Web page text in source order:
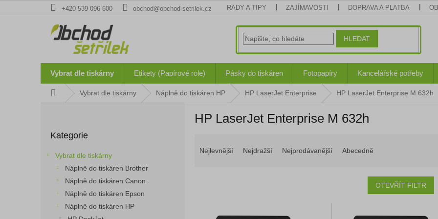
na
+420 539 096 600 obchod@obchod-setrilek.cz RADY A TIPY ZAJÍMAVOSTI DOPRAVA A PLATBA
HLEDAT
Vybrat dle tiskárny Etikety (Papírové role) Pásky do tiskáren Fotopapíry Kancelářské potřeby
Domů Vybrat dle tiskárny Náplně do tiskáren HP HP LaserJet Enterprise HP LaserJet Enterprise M 632h
kategorie
Kategorie
Vybrat dle tiskárny
Náplně do tiskáren Brother
Náplně do tiskáren Canon
Náplně do tiskáren Epson
Náplně do tiskáren HP
HP LaserJet Enterprise M 632h
Nejlevnější Nejdražší Nejprodávanější Abecedně
OTEVŘÍT FILTR